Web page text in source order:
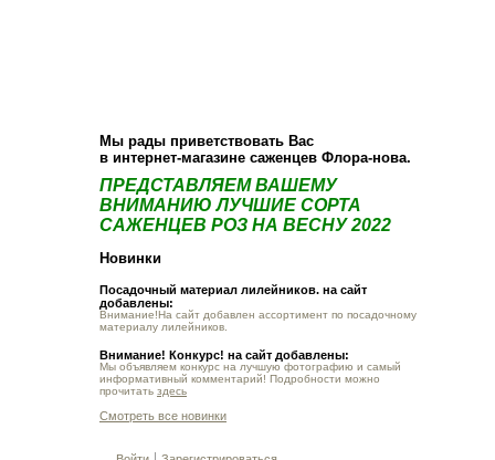
Мы рады приветствовать Вас
в интернет-магазине саженцев Флора-нова.
ПРЕДСТАВЛЯЕМ ВАШЕМУ
ВНИМАНИЮ ЛУЧШИЕ СОРТА
САЖЕНЦЕВ РОЗ НА ВЕСНУ 2022
Новинки
Посадочный материал лилейников. на сайт
добавлены:
Внимание!На сайт добавлен ассортимент по посадочному
материалу лилейников.
Внимание! Конкурс! на сайт добавлены:
Мы объявляем конкурс на лучшую фотографию и самый
информативный комментарий! Подробности можно
прочитать здесь
Смотреть все новинки